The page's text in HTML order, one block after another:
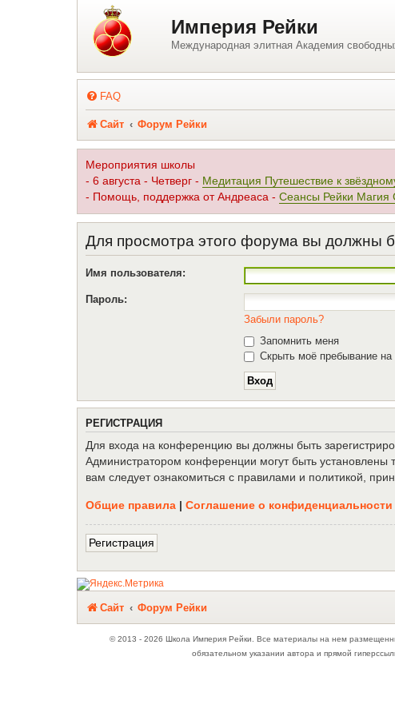
Регистрация Империя Рейки
Международная элитная Академия
FAQ
Сайт Форум Рейки
Мероприятия школы
- 6 августа - Четверг - Медитация Путешествие к
- Помощь, поддержка от Андреаса - Сеансы Рейки Магия
Для просмотра этого форума вы должны
Имя пользователя:
Пароль:
Забыли пароль?
Запомнить меня
Скрыть моё пребывание на
РЕГИСТРАЦИЯ
Для входа на конференцию вы должны быть
Администратором конференции могут быть установлены
вам следует ознакомиться с правилами и политикой,
Общие правила | Соглашение о конфиденциальности
Регистрация
Сайт Форум Рейки
Связаться с
© 2013 - 2026 Школа Империя Рейки. Все материалы на нем
обязательном указании автора и прямой